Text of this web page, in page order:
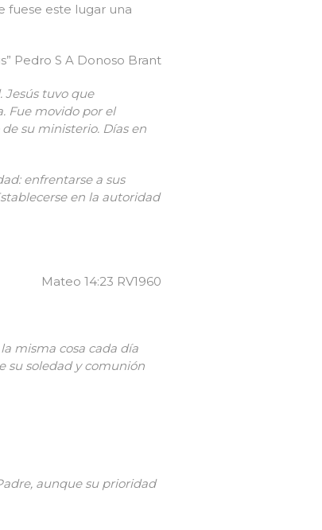
fuese este lugar una
Pedro S A Donoso Brant
Jesús tuvo que
Fue movido por el
su ministerio. Días en
enfrentarse a sus
en la autoridad
14:23 RV1960
misma cosa cada día
su soledad y comunión
aunque su prioridad